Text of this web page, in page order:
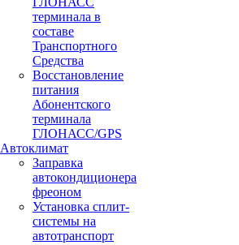
терминала в
составе
Транспортного
Средства
Восстановление
питания
Абонентского
терминала
ГЛОНАСС/GPS
Автоклимат
Заправка
автокондиционера
фреоном
Установка сплит-
системы на
автотранспорт